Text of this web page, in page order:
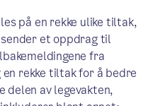
på en rekke ulike tiltak,
et oppdrag til
fra
rekke tiltak for å bedre
delen av legevakten,